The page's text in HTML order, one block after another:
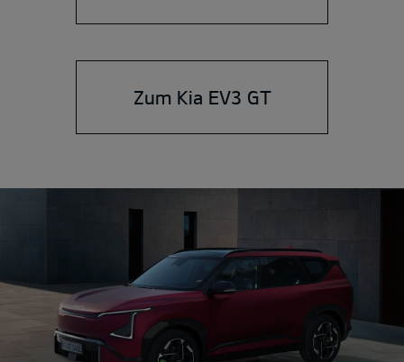
Zum Kia EV3 GT